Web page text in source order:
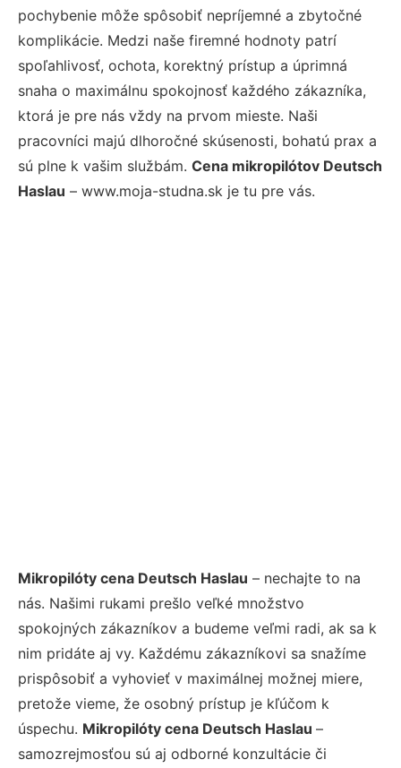
pochybenie môže spôsobiť nepríjemné a zbytočné
komplikácie. Medzi naše firemné hodnoty patrí
spoľahlivosť, ochota, korektný prístup a úprimná
snaha o maximálnu spokojnosť každého zákazníka,
ktorá je pre nás vždy na prvom mieste. Naši
pracovníci majú dlhoročné skúsenosti, bohatú prax a
sú plne k vašim službám. Cena mikropilótov Deutsch
Haslau – www.moja-studna.sk je tu pre vás.
Mikropilóty cena Deutsch Haslau – nechajte to na
nás. Našimi rukami prešlo veľké množstvo
spokojných zákazníkov a budeme veľmi radi, ak sa k
nim pridáte aj vy. Každému zákazníkovi sa snažíme
prispôsobiť a vyhovieť v maximálnej možnej miere,
pretože vieme, že osobný prístup je kľúčom k
úspechu. Mikropilóty cena Deutsch Haslau –
samozrejmosťou sú aj odborné konzultácie či